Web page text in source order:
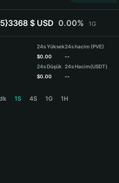
$ USD 0.00% 1G
24s Yüksek
$0.00
24s Düşük
$0.00
24s hacim (PVE)
--
24s Hacim(USDT)
--
1S 4S 1G 1H